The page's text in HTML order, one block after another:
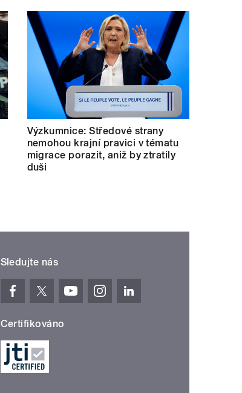
Výzkumnice: Středové strany
nemohou krajní pravici v tématu
migrace porazit, aniž by ztratily
duši
Sledujte nás
Certifikováno